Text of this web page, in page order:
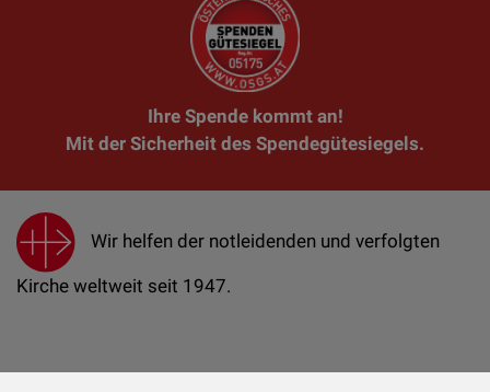
Ihre Spende kommt an!
Mit der Sicherheit des Spendegütesiegels.
Wir helfen der notleidenden und verfolgten
Kirche weltweit seit 1947.